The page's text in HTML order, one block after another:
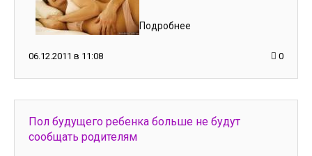
Подробнее
06.12.2011 в 11:08 0
Пол будущего ребенка больше не будут
сообщать родителям